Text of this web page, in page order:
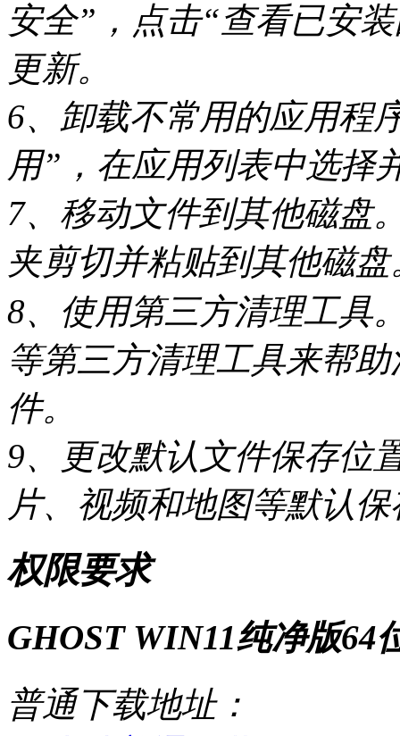
安全”，点击“查看已安
更新。
6、卸载不常用的应用程
用”，在应用列表中选择
7、移动文件到其他磁盘
夹剪切并粘贴到其他磁盘
8、使用第三方清理工具
等第三方清理工具来帮
件。
9、更改默认文件保存位
片、视频和地图等默认
权限要求
GHOST WIN11纯净版64
普通下载地址：